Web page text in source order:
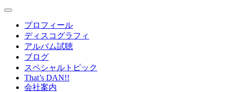
プロフィール
ディスコグラフィ
アルバム試聴
ブログ
スペシャルトピック
That’s DAN!!
会社案内